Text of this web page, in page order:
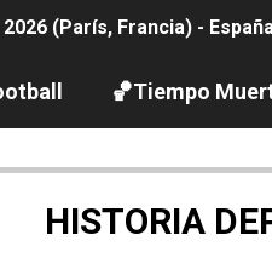
(París, Francia) -
semana después a The
(París, Francia) -
🏀Tiempo
HISTORIA